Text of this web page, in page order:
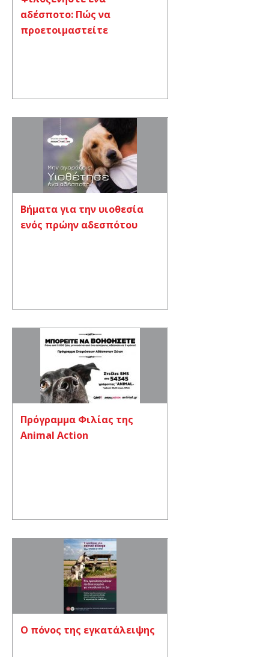
αδέσποτο: Πώς να
προετοιμαστείτε
Βήματα για την υιοθεσία
ενός πρώην αδεσπότου
Πρόγραμμα Φιλίας της
Animal Action
Ο πόνος της εγκατάλειψης